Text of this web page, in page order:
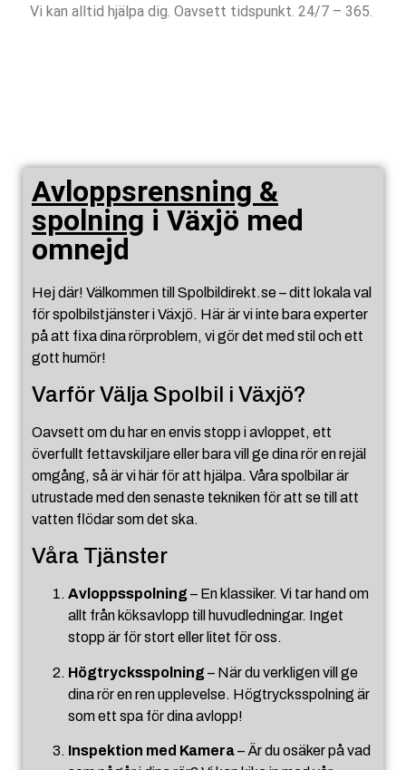
Vi kan alltid hjälpa dig. Oavsett tidspunkt. 24/7 – 365.
Avloppsrensning &
spolning i Växjö med
omnejd
Hej där! Välkommen till Spolbildirekt.se – ditt lokala val
för spolbilstjänster i Växjö. Här är vi inte bara experter
på att fixa dina rörproblem, vi gör det med stil och ett
gott humör!
Varför Välja Spolbil i Växjö?
Oavsett om du har en envis stopp i avloppet, ett
överfullt fettavskiljare eller bara vill ge dina rör en rejäl
omgång, så är vi här för att hjälpa. Våra spolbilar är
utrustade med den senaste tekniken för att se till att
vatten flödar som det ska.
Våra Tjänster
Avloppsspolning– En klassiker. Vi tar hand om
allt från köksavlopp till huvudledningar. Inget
stopp är för stort eller litet för oss.
Högtrycksspolning– När du verkligen vill ge
dina rör en ren upplevelse. Högtrycksspolning är
som ett spa för dina avlopp!
Inspektion med Kamera– Är du osäker på vad